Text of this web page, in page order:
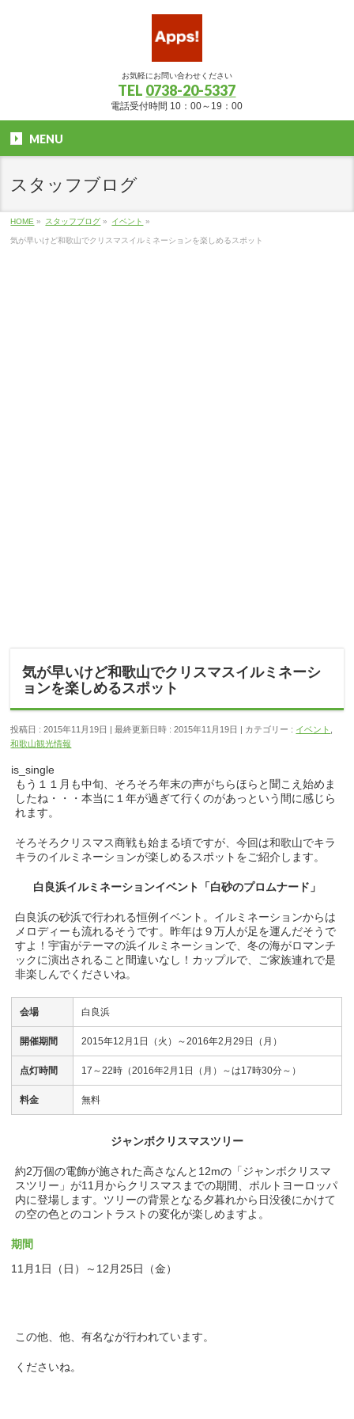
お気軽にお問い合わせください
TEL 0738-20-5337
電話受付時間 10：00～19：00
MENU
スタッフブログ
HOME » スタッフブログ » イベント »
気が早いけど和歌山でクリスマスイルミネーションを楽しめるスポット
気が早いけど和歌山でクリスマスイルミネーシ
ョンを楽しめるスポット
投稿日 : 2015年11月19日 最終更新日時 : 2015年11月19日 カテゴリー : イベント
和歌山観光情報
is_single
もう１１月も中旬、そろそろ年末の声がちらほらと聞こえ始めま
したね・・・本当に１年が過ぎて行くのがあっという間に感じら
れます。
そろそろクリスマス商戦も始まる頃ですが、今回は和歌山でキラ
キラのイルミネーションが楽しめるスポットをご紹介します。
白良浜イルミネーションイベント「白砂のプロムナード」
白良浜の砂浜で行われる恒例イベント。イルミネーションからは
メロディーも流れるそうです。昨年は９万人が足を運んだそうで
すよ！宇宙がテーマの浜イルミネーションで、冬の海がロマンチ
ックに演出されること間違いなし！カップルで、ご家族連れで是
非楽しんでくださいね。
会場 白良浜
開催期間 2015年12月1日（火）～2016年2月29日（月）
点灯時間 17～22時（2016年2月1日（月）～は17時30分～）
料金 無料
ジャンボクリスマスツリー
約2万個の電飾が施された高さなんと12mの「ジャンボクリスマ
スツリー」が11月からクリスマスまでの期間、ポルトヨーロッパ
内に登場します。ツリーの背景となる夕暮れから日没後にかけて
の空の色とのコントラストの変化が楽しめますよ。
期間
11月1日（日）～12月25日（金）
この他、他、有名なが行われています。
くださいね。